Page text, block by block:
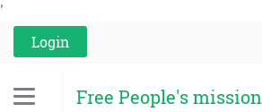
'
Login
Free People's mission